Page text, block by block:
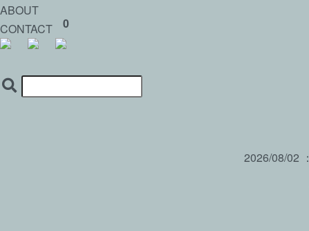
ABOUT
CONTACT
0
2026/08/02 ：